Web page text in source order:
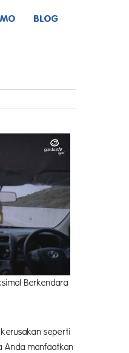
BLOG
Berkendara
seperti
Anda manfaatkan